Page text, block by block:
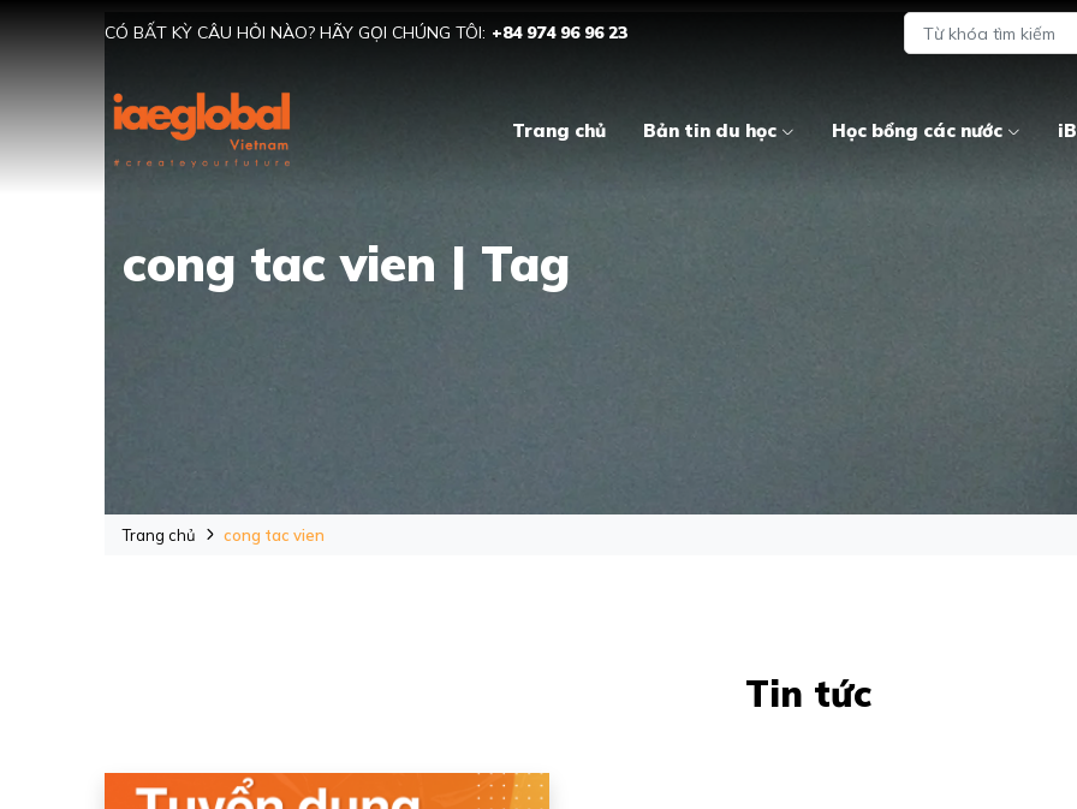
CÓ BẤT KỲ CÂU HỎI NÀO? HÃY GỌI CHÚNG TÔI: +84 974 96 96 23
Trang chủ Bản tin du học Học bổng các nước
cong tac vien | Tag
Trang chủ cong tac vien
Tin tức